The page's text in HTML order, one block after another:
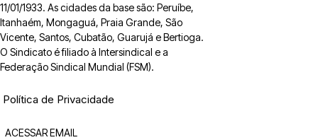
11/01/1933. As cidades da base são: Peruíbe,
Itanhaém, Mongaguá, Praia Grande, São
Vicente, Santos, Cubatão, Guarujá e Bertioga.
O Sindicato é filiado à Intersindical e a
Federação Sindical Mundial (FSM).
Política de Privacidade
ACESSAR EMAIL